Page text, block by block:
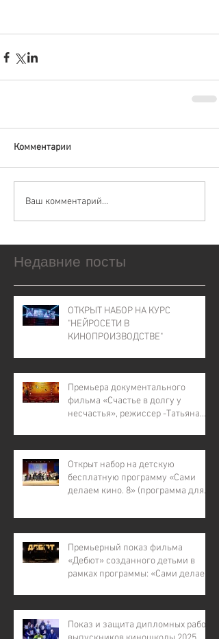
Комментарии
Ваш комментарий...
Недавние посты
ОТКРЫТ НАБОР НА КУРС
"НЕЙРОСЕТИ В
КИНОПРОИЗВОДСТВЕ"
Премьера документального
фильма «Счастье в долгу у
несчастья», режиссер -Татьяна
Открыт набор на детскую
бесплатную программу «Сами
делаем кино. 8» (программа для
детей из малообеспеченных и
участников СВО).
Премьерный показ фильма
«Дебют» созданного детьми в
рамках программы: «Сами делаем
Показ и защита дипломных работ